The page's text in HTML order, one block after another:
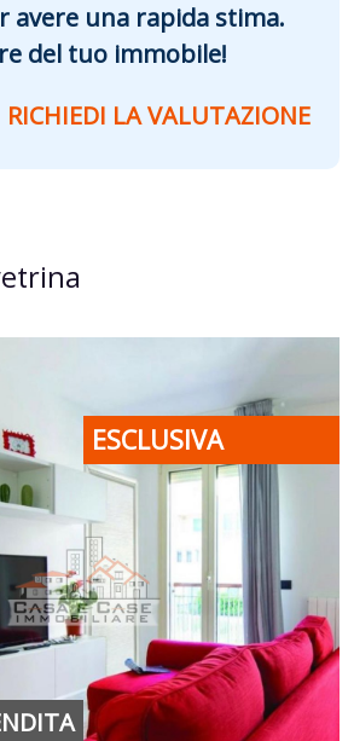
avere una rapida stima.
del tuo immobile!
RICHIEDI LA VALUTAZIONE
ESCLUSIVA